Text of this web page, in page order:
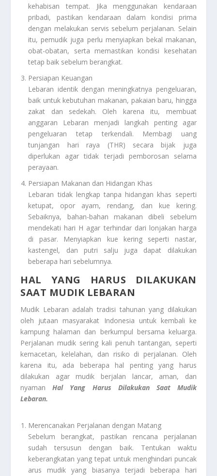
kehabisan tempat. Jika menggunakan kendaraan
pribadi, pastikan kendaraan dalam kondisi prima
dengan melakukan servis sebelum perjalanan. Selain
itu, pemudik juga perlu menyiapkan bekal makanan,
obat-obatan, serta memastikan kondisi kesehatan
tetap baik sebelum berangkat.
Persiapan Keuangan
Lebaran identik dengan meningkatnya pengeluaran,
baik untuk kebutuhan makanan, pakaian baru, hingga
zakat dan sedekah. Oleh karena itu, membuat
anggaran Lebaran menjadi langkah penting agar
pengeluaran tetap terkendali. Membagi uang
tunjangan hari raya (THR) secara bijak juga
diperlukan agar tidak terjadi pemborosan selama
perayaan.
Persiapan Makanan dan Hidangan Khas
Lebaran tidak lengkap tanpa hidangan khas seperti
ketupat, opor ayam, rendang, dan kue kering.
Sebaiknya, bahan-bahan makanan dibeli sebelum
mendekati hari H agar terhindar dari lonjakan harga
di pasar. Menyiapkan kue kering seperti nastar,
kastengel, dan putri salju juga dapat dilakukan
beberapa hari sebelumnya.
HAL YANG HARUS DILAKUKAN
SAAT MUDIK LEBARAN
Mudik Lebaran adalah tradisi tahunan yang dilakukan
oleh jutaan masyarakat Indonesia untuk kembali ke
kampung halaman dan berkumpul bersama keluarga.
Perjalanan mudik sering kali penuh tantangan, seperti
kemacetan, kelelahan, dan risiko di perjalanan. Oleh
karena itu, ada beberapa hal penting yang harus
dilakukan agar mudik berjalan lancar, aman, dan
nyaman
Hal Yang Harus Dilakukan Saat Mudik
Lebaran.
Merencanakan Perjalanan dengan Matang
Sebelum berangkat, pastikan rencana perjalanan
sudah tersusun dengan baik. Tentukan waktu
keberangkatan yang tepat untuk menghindari puncak
arus mudik yang biasanya terjadi beberapa hari